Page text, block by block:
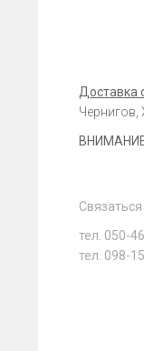
Доставка
Чернигов,
тел. 050-
тел. 098-